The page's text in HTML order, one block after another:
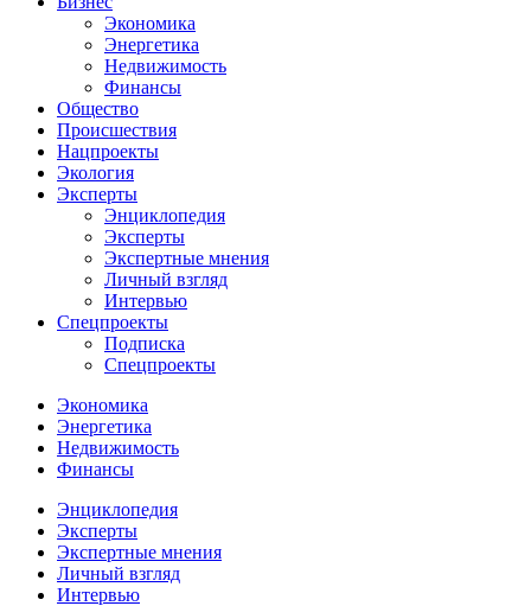
Экономика
Энергетика
Недвижимость
Финансы
Общество
Происшествия
Нацпроекты
Экология
Эксперты
Энциклопедия
Эксперты
Экспертные мнения
Личный взгляд
Интервью
Спецпроекты
Подписка
Спецпроекты
Экономика
Энергетика
Недвижимость
Финансы
Энциклопедия
Эксперты
Экспертные мнения
Личный взгляд
Интервью